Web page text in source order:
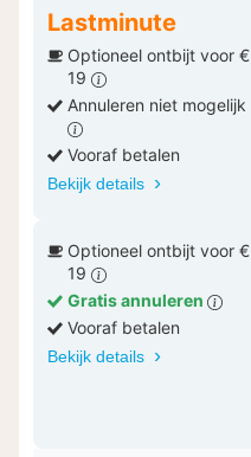
Lastminute
Optioneel ontbijt voor €
19
Annuleren niet mogelijk
Vooraf betalen
Bekijk details
Optioneel ontbijt voor €
19
Gratis annuleren
Vooraf betalen
Bekijk details